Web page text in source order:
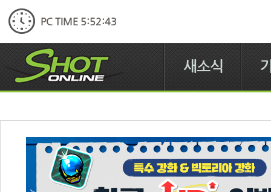
PC TIME 5:52:44
새소식